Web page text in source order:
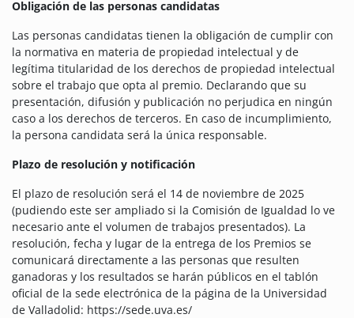
Obligación de las personas candidatas
Las personas candidatas tienen la obligación de cumplir con
la normativa en materia de propiedad intelectual y de
legítima titularidad de los derechos de propiedad intelectual
sobre el trabajo que opta al premio. Declarando que su
presentación, difusión y publicación no perjudica en ningún
caso a los derechos de terceros. En caso de incumplimiento,
la persona candidata será la única responsable.
Plazo de resolución y notificación
El plazo de resolución será el 14 de noviembre de 2025
(pudiendo este ser ampliado si la Comisión de Igualdad lo ve
necesario ante el volumen de trabajos presentados). La
resolución, fecha y lugar de la entrega de los Premios se
comunicará directamente a las personas que resulten
ganadoras y los resultados se harán públicos en el tablón
oficial de la sede electrónica de la página de la Universidad
de Valladolid: https://sede.uva.es/